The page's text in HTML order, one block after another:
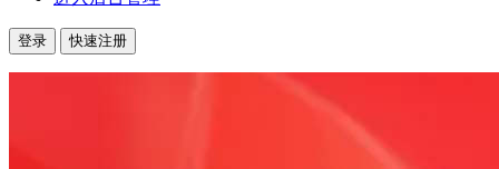
登录 快速注册